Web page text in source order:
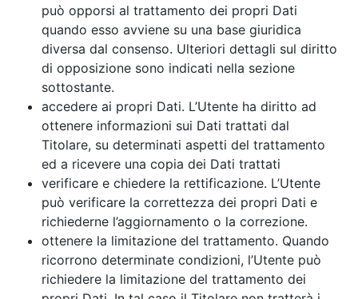
può opporsi al trattamento dei propri Dati
quando esso avviene su una base giuridica
diversa dal consenso. Ulteriori dettagli sul diritto
di opposizione sono indicati nella sezione
sottostante.
accedere ai propri Dati. L’Utente ha diritto ad
ottenere informazioni sui Dati trattati dal
Titolare, su determinati aspetti del trattamento
ed a ricevere una copia dei Dati trattati
verificare e chiedere la rettificazione. L’Utente
può verificare la correttezza dei propri Dati e
richiederne l’aggiornamento o la correzione.
ottenere la limitazione del trattamento. Quando
ricorrono determinate condizioni, l’Utente può
richiedere la limitazione del trattamento dei